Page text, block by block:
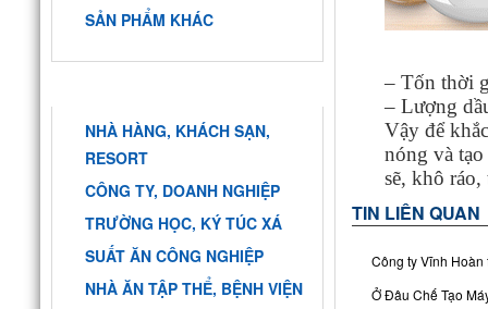
SẢN PHẨM KHÁC
NHÀ HÀNG, KHÁCH SẠN,
RESORT
CÔNG TY, DOANH NGHIỆP
TRƯỜNG HỌC, KÝ TÚC XÁ
SUẤT ĂN CÔNG NGHIỆP
NHÀ ĂN TẬP THỂ, BỆNH VIỆN
– Tốn thời
– Lượng
Vậy để
nóng và
sẽ, khô
TIN LIÊN QUAN
Công ty Vĩnh Hoàn
Ở Đâu Chế Tạo